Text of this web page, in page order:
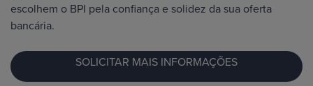
escolhem o BPI pela confiança e solidez da sua oferta
bancária.
SOLICITAR MAIS INFORMAÇÕES